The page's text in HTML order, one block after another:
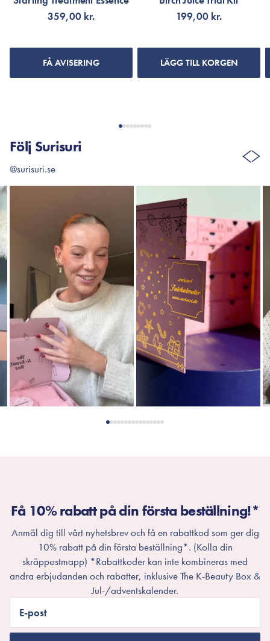
359,00 kr.
FÅ AVISERING
199,00 kr.
LÄGG TILL KORGEN
Följ Surisuri
@surisuri.se
Få 10% rabatt på din första beställning!*
Anmäl dig till vårt nyhetsbrev och få en rabattkod som ger dig
10% rabatt på din första beställning*. (Kolla din
skräppostmapp) *Rabattkoder kan inte kombineras med
andra erbjudanden och rabatter, inklusive The K-Beauty Box &
Jul-/adventskalender.
E-post